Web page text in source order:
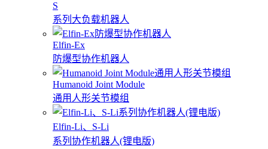
S
系列大负载机器人
Elfin-Ex
防爆型协作机器人
Humanoid Joint Module
通用人形关节模组
Elfin-Li、S-Li
系列协作机器人(锂电版)